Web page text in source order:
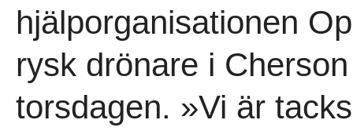
hjälporganisationen
rysk drönare i
torsdagen. »Vi är